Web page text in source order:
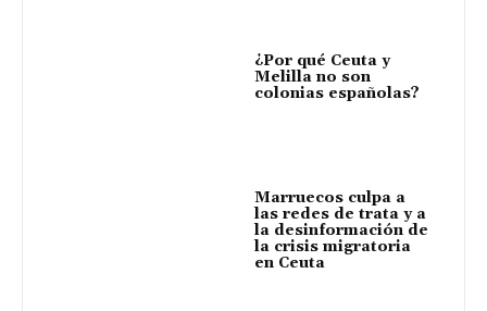
¿Por qué Ceuta y
Melilla no son
colonias españolas?
Marruecos culpa a
las redes de trata y a
la desinformación de
la crisis migratoria
en Ceuta